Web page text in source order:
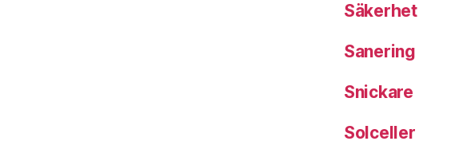
Säkerhet
Sanering
Snickare
Solceller